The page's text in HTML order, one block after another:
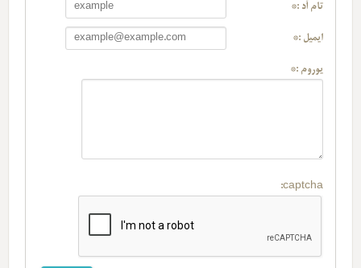
تام آد :*
ایمیل :*
یوروم :*
captcha: